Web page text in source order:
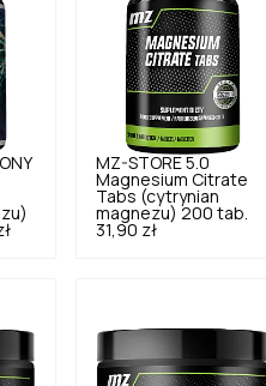
MZ-STORE 5.0
Magnesium Citrate
Tabs (cytrynian
magnezu) 200 tab.
31,90 zł